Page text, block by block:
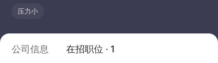
压力小
公司信息 在招职位 · 1